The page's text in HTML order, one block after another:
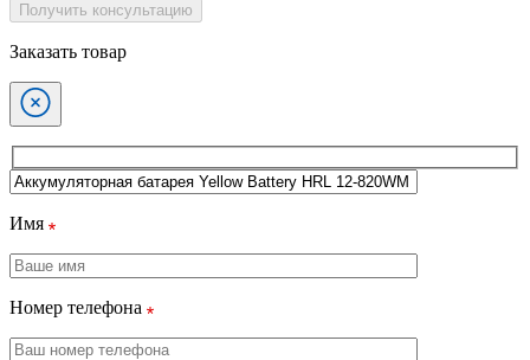
Получить консультацию
Заказать товар
Имя
Номер телефона